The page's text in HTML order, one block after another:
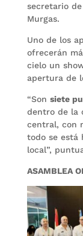
secretario
Murgas.
Uno de los
ofrecerán
cielo un
apertura de
“Son siete
dentro de la
central, con
todo se está
local”,
ASAMBLEA